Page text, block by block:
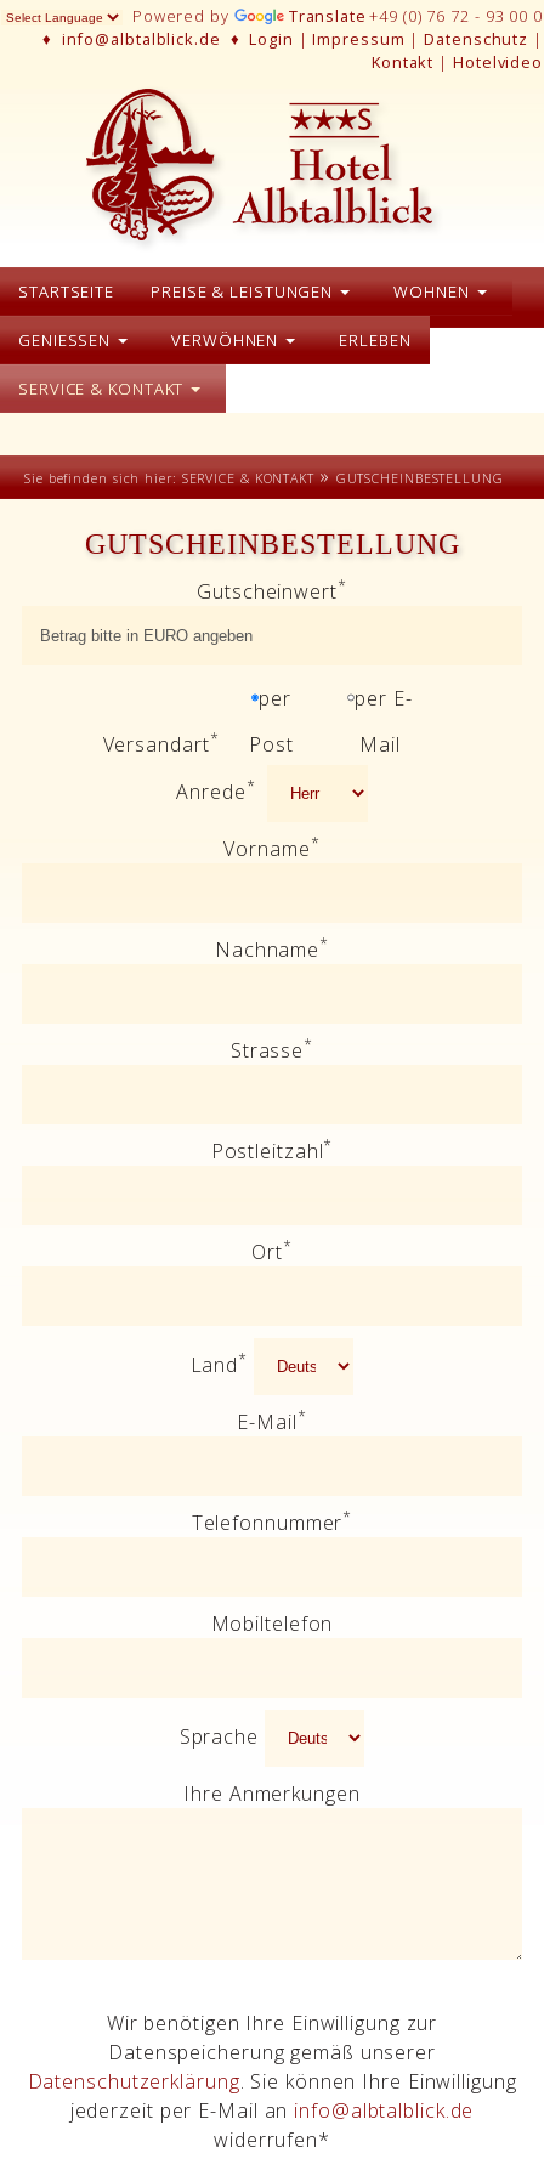
Powered by Translate +49 (0) 76 72 - 93 00 0
♦ info@albtalblick.de ♦Login |Impressum |Datenschutz |
Kontakt | Hotelvideo
STARTSEITE PREISE & LEISTUNGEN WOHNEN
GENIESSEN VERWÖHNEN ERLEBEN
SERVICE & KONTAKT
Sie befinden sich hier:SERVICE & KONTAKT » GUTSCHEINBESTELLUNG
GUTSCHEINBESTELLUNG
Gutscheinwert*
Versandart*
per
Post
per E-
Mail
Anrede*
Vorname*
Nachname*
Strasse*
Postleitzahl*
Ort*
Land*
E-Mail*
Telefonnummer*
Mobiltelefon
Sprache
Ihre Anmerkungen
Wir benötigen Ihre Einwilligung zur
Datenspeicherung gemäß unserer
Datenschutzerklärung. Sie können Ihre Einwilligung
jederzeit per E-Mail an info@albtalblick.de
widerrufen*